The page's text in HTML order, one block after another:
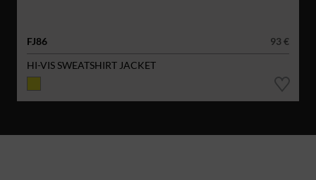
FJ86
93 €
HI-VIS SWEATSHIRT JACKET